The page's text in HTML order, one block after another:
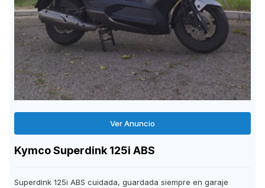
Ver Anuncio
Kymco Superdink 125i ABS
Superdink 125i ABS cuidada, guardada siempre en garaje